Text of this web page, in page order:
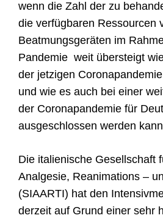
wenn die Zahl der zu
die verfügbaren Ressourcen
Beatmungsgeräten im
Pandemie weit übersteigt
der jetzigen
und wie es auch bei einer
der Coronapandemie für
ausgeschlossen werden
Die italienische Gesellschaft
Analgesie, Reanimations –
(SIAARTI) hat den
derzeit auf Grund einer sehr